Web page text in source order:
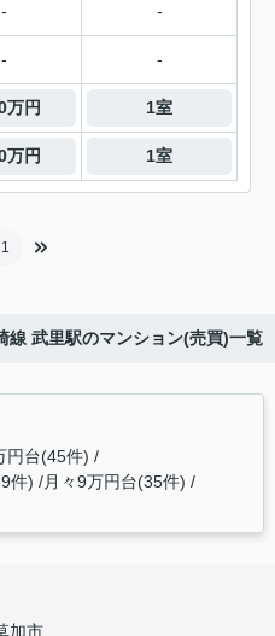
- -
- -
万円 1室
万円 1室
1
線 武里駅のマンション(売買)一覧
円台(45件)
件) 月々9万円台(35件)
加市